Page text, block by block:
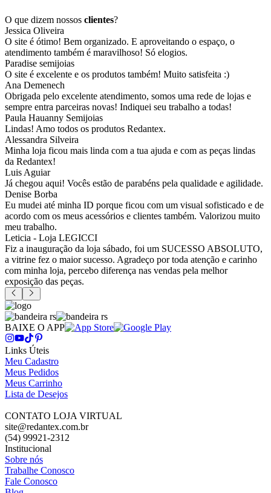
O que dizem nossos clientes?
Jessica Oliveira
O site é ótimo! Bem organizado. E aproveitando o espaço, o
atendimento também é maravilhoso! Só elogios.
Paradise semijoias
O site é excelente e os produtos também! Muito satisfeita :)
Ana Demenech
Obrigada pelo excelente atendimento, somos uma rede de lojas e
sempre entra parceiras novas! Indiquei seu trabalho a todas!
Paula Hauanny Semijoias
Lindas! Amo todos os produtos Redantex.
Alessandra Silveira
Minha loja ficou mais linda com a tua ajuda e com as peças lindas
da Redantex!
Luis Aguiar
Já chegou aqui! Vocês estão de parabéns pela qualidade e agilidade.
Denise Borba
Eu mudei até minha ID porque ficou com um visual sofisticado e de
acordo com os meus acessórios e clientes também. Valorizou muito
meu trabalho.
Leticia - Loja LEGICCI
Fiz a inauguração da loja sábado, foi um SUCESSO ABSOLUTO,
a vitrine fez o maior sucesso. Agradeço por toda atenção e carinho
com minha loja, percebo diferença nas vendas pela melhor
exposição das peças.
BAIXE O APP
Links Úteis
Meu Cadastro
Meus Pedidos
Meus Carrinho
Lista de Desejos
CONTATO LOJA VIRTUAL
site@redantex.com.br
(54) 99921-2312
Institucional
Sobre nós
Trabalhe Conosco
Fale Conosco